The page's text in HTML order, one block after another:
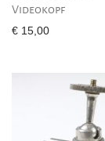
Videokopf
€ 15,00